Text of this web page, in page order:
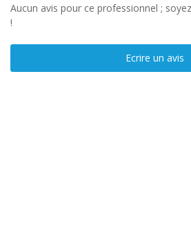
Aucun avis pour ce professionnel ;
!
Ecrire un avis